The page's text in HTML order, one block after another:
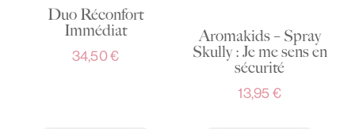
Duo Réconfort
Immédiat
34,50€
Aromakids – Spray
Skully : Je me sens en
sécurité
13,95 €